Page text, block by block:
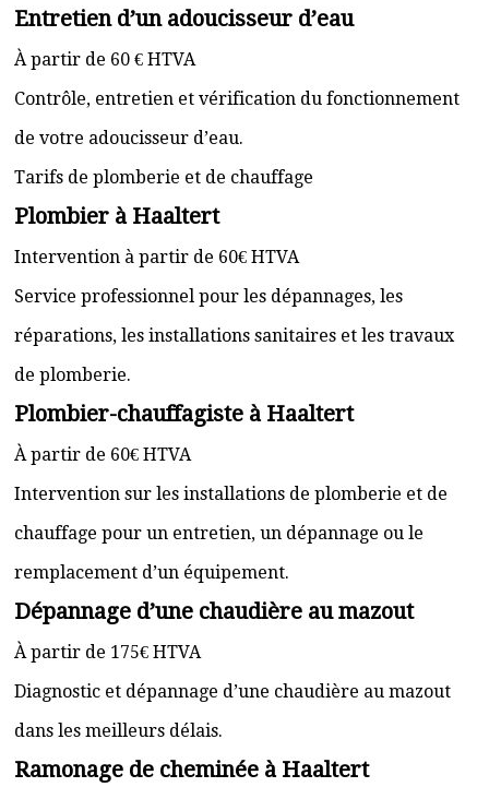
Entretien d’un adoucisseur d’eau
À partir de 60 € HTVA
Contrôle, entretien et vérification du fonctionnement
de votre adoucisseur d’eau.
Tarifs de plomberie et de chauffage
Plombier à Haaltert
Intervention à partir de 60€ HTVA
Service professionnel pour les dépannages, les
réparations, les installations sanitaires et les travaux
de plomberie.
Plombier-chauffagiste à Haaltert
À partir de 60€ HTVA
Intervention sur les installations de plomberie et de
chauffage pour un entretien, un dépannage ou le
remplacement d’un équipement.
Dépannage d’une chaudière au mazout
À partir de 175€ HTVA
Diagnostic et dépannage d’une chaudière au mazout
dans les meilleurs délais.
Ramonage de cheminée à Haaltert